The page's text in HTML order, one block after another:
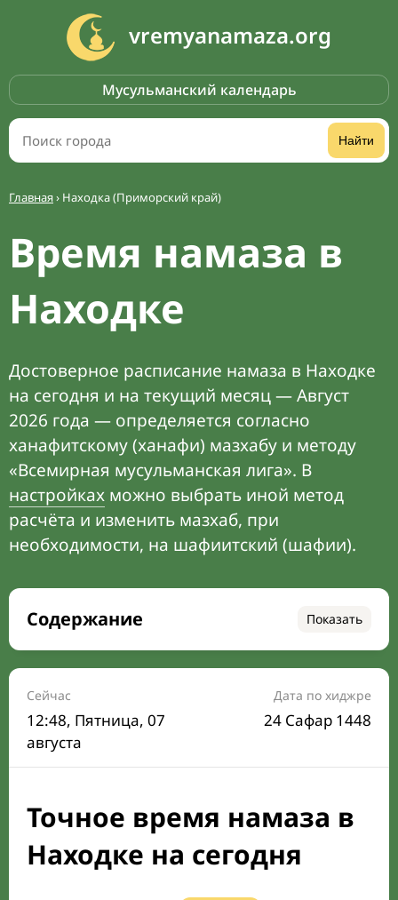
vremyanamaza.org
Мусульманский календарь
Найти
Главная› Находка (Приморский край)
Время намаза в
Находке
Достоверное расписание намаза в Находке
на сегодня и на текущий месяц — Август
2026 года — определяется согласно
ханафитскому (ханафи) мазхабу и методу
«Всемирная мусульманская лига». В
настройках можно выбрать иной метод
расчёта и изменить мазхаб, при
необходимости, на шафиитский (шафии).
Содержание Показать
Время намаза на сегодня
Расписание на месяц
Время Сухура и Ифтара на сегодня
Календарь рамадана
Мечети и молельные комнаты
Направление киблы
Сейчас
12:48, Пятница, 07
августа
Дата по хиджре
24 Сафар 1448
Точное время намаза в
Находке на сегодня